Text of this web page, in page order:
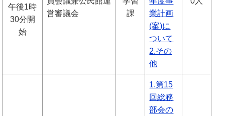
午後1時
30分開
始
営審議会
課
業計画
(案)に
ついて
2.その
他
1.第15
回総務
部会の